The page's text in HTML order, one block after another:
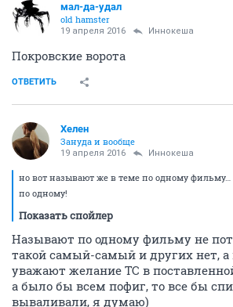
мал-да-удал
old hamster
19 апреля 2016 Иннокеша
Покровские ворота
ОТВЕТИТЬ
Хелен
Зануда и вообще
19 апреля 2016 Иннокеша
но вот называют же в теме по одному фильму…
по одному!
Показать спойлер
Называют по одному фильму не
такой самый-самый и других нет, а
уважают желание ТС в
а было бы всем пофиг, то все бы
вываливали, я думаю)